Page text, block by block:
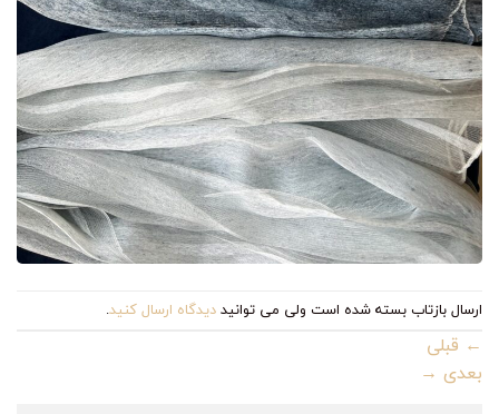
ارسال بازتاب بسته شده است ولی می توانیددیدگاه ارسال کنید.
← قبلی
بعدی →